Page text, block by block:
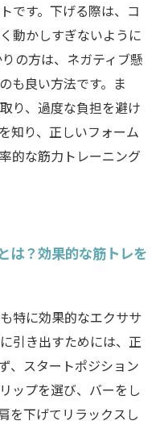
です。下げる際は、コ
動かしすぎないように
の方は、ネガティブ懸
も良い方法です。ま
り、過度な負担を避け
知り、正しいフォーム
的な筋力トレーニング
は？効果的な筋トレを
特に効果的なエクササ
引き出すためには、正
、スタートポジション
ップを選び、バーをし
を下げてリラックスし